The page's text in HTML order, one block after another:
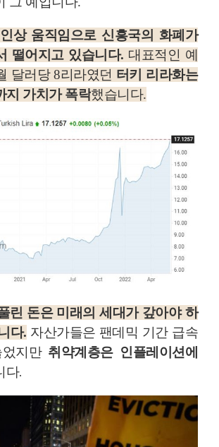
상 움직임으로 신흥국의 화폐가
떨어지고 있습니다. 대표적인 예
달러당 8리라였던 터키 리라화는
지 가치가 폭락했습니다.
린 돈은 미래의 세대가 갚아야 하
다. 자산가들은 팬데믹 기간 급속
지만 취약계층은 인플레이션에
다.